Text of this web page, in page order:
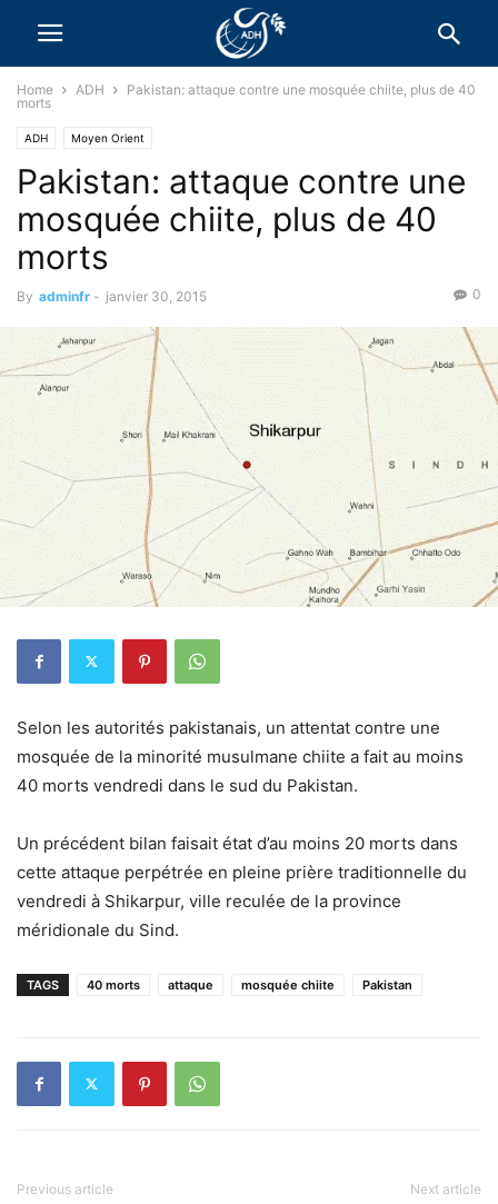
Home ADH
Pakistan: attaque contre une mosquée chiite, plus de 40
morts
ADH Moyen Orient
Pakistan: attaque contre une
mosquée chiite, plus de 40
morts
By adminfr - janvier 30, 2015 0
Selon les autorités pakistanais, un attentat contre une
mosquée de la minorité musulmane chiite a fait au moins
40 morts vendredi dans le sud du Pakistan.
Un précédent bilan faisait état d’au moins 20 morts dans
cette attaque perpétrée en pleine prière traditionnelle du
vendredi à Shikarpur, ville reculée de la province
méridionale du Sind.
TAGS 40 morts attaque mosquée chiite Pakistan
Previous article Next article